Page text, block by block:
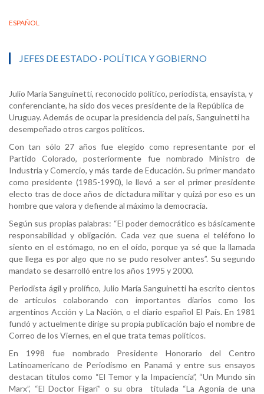
ESPAÑOL
JEFES DE ESTADO · POLÍTICA Y GOBIERNO
Julio María Sanguinetti, reconocido político, periodista, ensayista, y
conferenciante, ha sido dos veces presidente de la República de
Uruguay. Además de ocupar la presidencia del país, Sanguinetti ha
desempeñado otros cargos políticos.
Con tan sólo 27 años fue elegido como representante por el
Partido Colorado, posteriormente fue nombrado Ministro de
Industria y Comercio, y más tarde de Educación. Su primer mandato
como presidente (1985-1990), le llevó a ser el primer presidente
electo tras de doce años de dictadura militar y quizá por eso es un
hombre que valora y defiende al máximo la democracia.
Según sus propias palabras: “El poder democrático es básicamente
responsabilidad y obligación. Cada vez que suena el teléfono lo
siento en el estómago, no en el oído, porque ya sé que la llamada
que llega es por algo que no se pudo resolver antes”. Su segundo
mandato se desarrolló entre los años 1995 y 2000.
Periodista ágil y prolífico, Julio María Sanguinetti ha escrito cientos
de artículos colaborando con importantes diarios como los
argentinos Acción y La Nación, o el diario español El País. En 1981
fundó y actuelmente dirige su propia publicación bajo el nombre de
Correo de los Viernes, en el que trata temas políticos.
En 1998 fue nombrado Presidente Honorario del Centro
Latinoamericano de Periodismo en Panamá y entre sus ensayos
destacan títulos como “El Temor y la Impaciencia”, “Un Mundo sin
Marx”, “El Doctor Figari” o su obra titulada “La Agonía de una